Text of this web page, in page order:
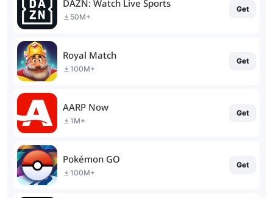
DAZN: Watch Live Sports
50M+
Get
Royal Match
100M+
Get
AARP Now
1M+
Get
Pokémon GO
100M+
Get